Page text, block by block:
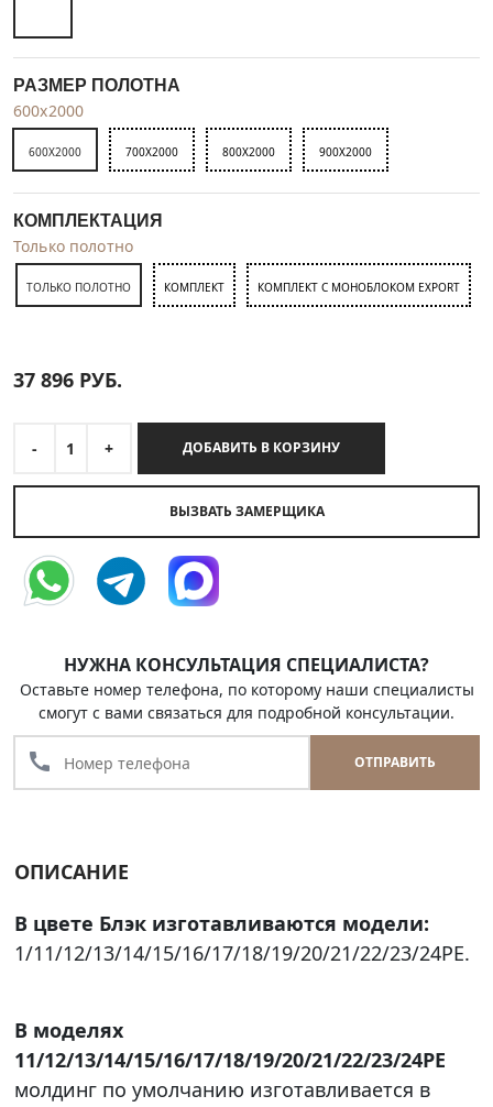
РАЗМЕР ПОЛОТНА
600x2000
600X2000 700X2000 800X2000 900X2000
КОМПЛЕКТАЦИЯ
Только полотно
ТОЛЬКО ПОЛОТНО КОМПЛЕКТ КОМПЛЕКТ С МОНОБЛОКОМ EXPORT
37 896 РУБ.
- 1 + ДОБАВИТЬ В КОРЗИНУ
ВЫЗВАТЬ ЗАМЕРЩИКА
НУЖНА КОНСУЛЬТАЦИЯ СПЕЦИАЛИСТА?
Оставьте номер телефона, по которому наши специалисты
смогут с вами связаться для подробной консультации.
call ОТПРАВИТЬ
ОПИСАНИЕ
В цвете Блэк изготавливаются модели:
1/11/12/13/14/15/16/17/18/19/20/21/22/23/24PE.
В моделях
11/12/13/14/15/16/17/18/19/20/21/22/23/24PE
молдинг по умолчанию изготавливается в